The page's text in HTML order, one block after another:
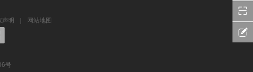
声明 网站地图
号